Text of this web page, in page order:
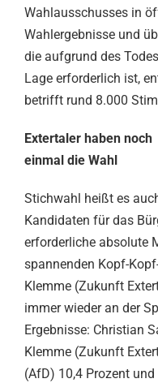
Wahlausschusses in
Wahlergebnisse und
die aufgrund des
Lage erforderlich ist,
betrifft rund 8.000
Extertaler haben noch
einmal die Wahl
Stichwahl heißt es
Kandidaten für das
erforderliche absolute
spannenden Kopf-
Klemme (Zukunft
immer wieder an der
Ergebnisse: Christian
Klemme (Zukunft
(AfD) 10,4 Prozent